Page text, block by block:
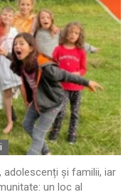
adolescenți și familii, iar
un loc al